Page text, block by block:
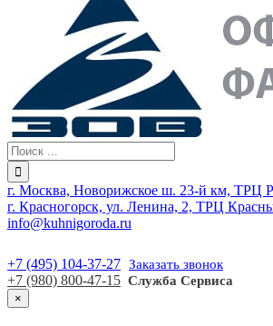
г. Москва, Новорижское ш. 23-й км, ТРЦ
г. Красногорск, ул. Ленина, 2, ТРЦ
info@kuhnigoroda.ru
+7 (495) 104-37-27 Заказать звонок
+7 (980) 800-47-15 Служба Сервиса
×